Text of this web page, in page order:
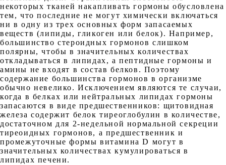
некоторых тканей накапливать гормоны обусловлена
тем, что последние не могут химически включаться
ни в одну из трех основных форм запасаемых
веществ (липиды, гликоген или белок). Например,
большинство стероидных гормонов слишком
полярны, чтобы в значительных количествах
откладываться в липидах, а пептидные гормоны и
амины не входят в состав белков. Поэтому
содержание большинства гормонов в организме
обычно невелико. Исключением являются те случаи,
когда в белках или нейтральных липидах гормоны
запасаются в виде предшественников: щитовидная
железа содержит белок тиреоглобулин в количестве,
достаточном для 2-недельной нормальной секреции
тиреоидных гормонов, а предшественник и
промежуточные формы витамина D могут в
значительных количествах кумулироваться в
липидах печени.